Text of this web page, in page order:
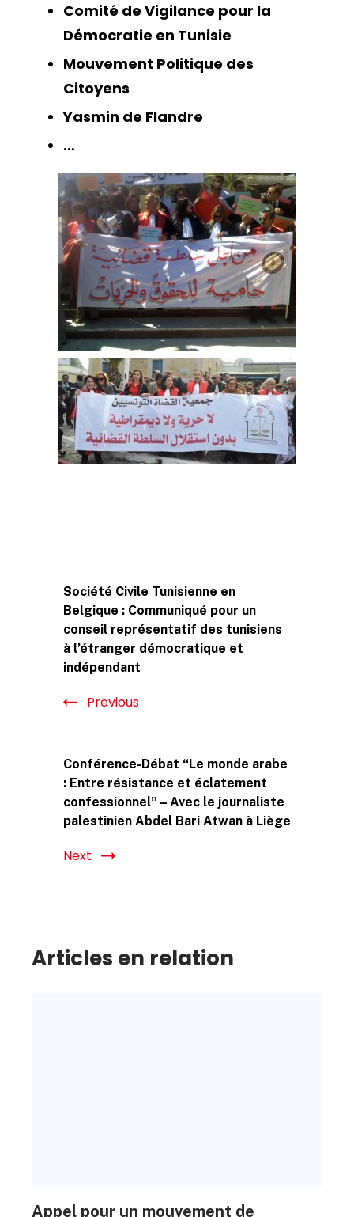
Comité de Vigilance pour la
Démocratie en Tunisie
Mouvement Politique des
Citoyens
Yasmin de Flandre
…
Navigation
Société Civile Tunisienne en
Belgique : Communiqué pour un
conseil représentatif des tunisiens
à l’étranger démocratique et
indépendant
Previous
Conférence-Débat “Le monde arabe
: Entre résistance et éclatement
confessionnel” – Avec le journaliste
palestinien Abdel Bari Atwan à Liège
Next
Articles en relation
Appel pour un mouvement de